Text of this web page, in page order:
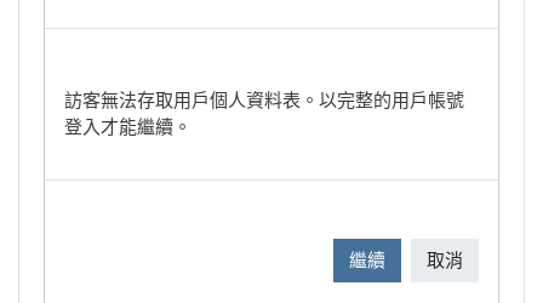
訪客無法存取用戶個人資料表。以完整的用戶帳號
登入才能繼續。
繼續 取消